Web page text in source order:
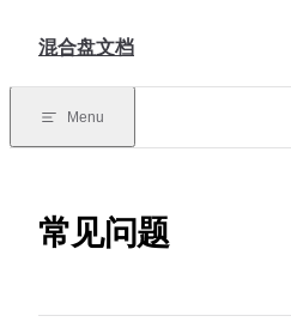
混合盘文档
Menu
常见问题